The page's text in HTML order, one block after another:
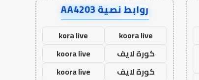
روابط نصية AA4203
koora live
kora live
كورة لايف
koora live
كورة لايف
koora live